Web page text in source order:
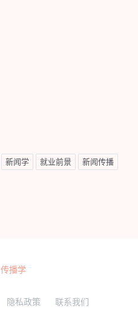
新闻学 就业前景 新闻传播
传播学
隐私政策 联系我们